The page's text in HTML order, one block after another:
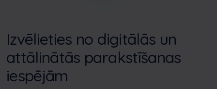
Izvēlieties no digitālās un
attālinātās parakstīšanas
iespējām